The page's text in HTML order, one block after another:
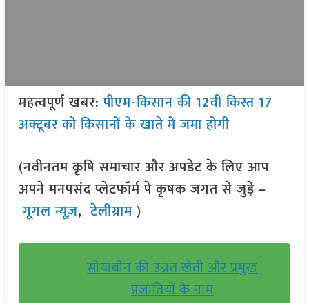
महत्वपूर्ण खबर:पीएम-किसान की 12वीं किस्त 17
अक्टूबर को किसानों के खाते में जमा होगी
(नवीनतम कृषि समाचार और अपडेट के लिए आप
अपने मनपसंद प्लेटफॉर्म पे कृषक जगत से जुड़े –
गूगल न्यूज़,टेलीग्राम )
सोयाबीन की उन्नत खेती और प्रमुख
प्रजातियों के नाम